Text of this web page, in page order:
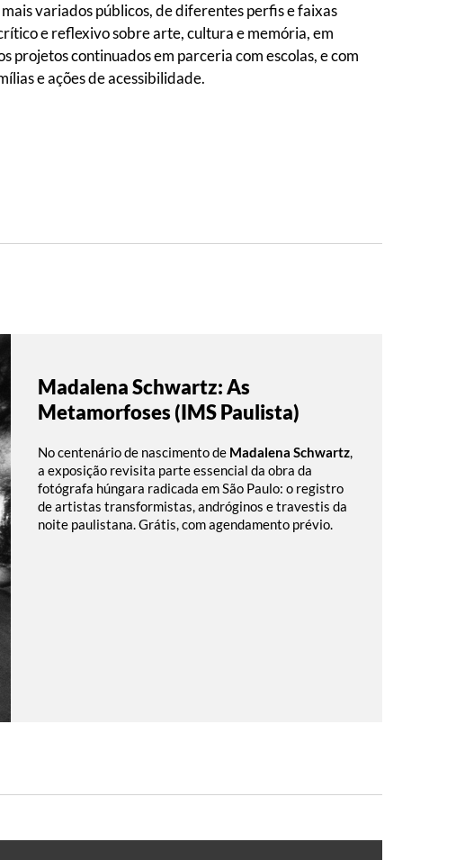
variados públicos, de diferentes perfis e faixas
e reflexivo sobre arte, cultura e memória, em
projetos continuados em parceria com escolas, e com
e ações de acessibilidade.
Madalena Schwartz: As
Metamorfoses (IMS Paulista)
No centenário de nascimento de Madalena Schwartz,
a exposição revisita parte essencial da obra da
fotógrafa húngara radicada em São Paulo: o registro
de artistas transformistas, andróginos e travestis da
noite paulistana. Grátis, com agendamento prévio.